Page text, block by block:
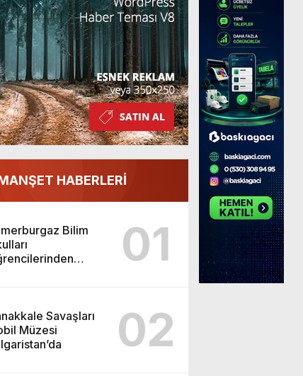
HABERLERİ
Bilim
01
Savaşları
Müzesi
02